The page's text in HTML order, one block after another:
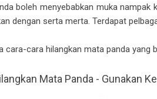
boleh menyebabkan muka nampak
dengan serta merta. Terdapat
cara-cara hilangkan mata panda yang
Mata Panda - Gunakan